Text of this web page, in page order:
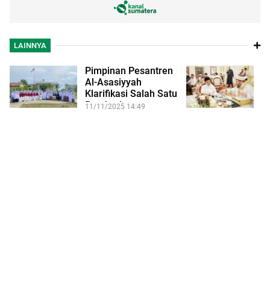
LAINNYA
Pimpinan Pesantren
Al-Asasiyyah
Klarifikasi Salah Satu
Pemberitaan,…
11/11/2025 14:49